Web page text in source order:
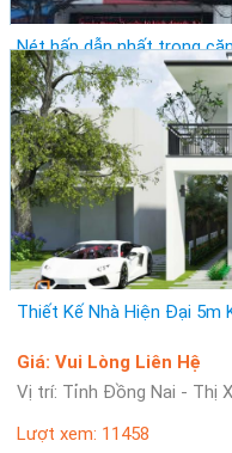
Nét hấp dẫn nhất trong
Giá: Vui lòng gọi
Vị trí: Thành Phố Hồ Chí
Lượt xem: 19170
Thiết Kế Nhà Hiện Đại 5m
Giá: Vui Lòng Liên Hệ
Vị trí: Tỉnh Đồng Nai - Thị
Lượt xem: 11458